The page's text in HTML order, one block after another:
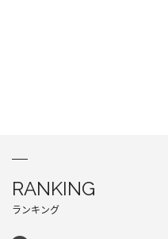
RANKING
ランキング